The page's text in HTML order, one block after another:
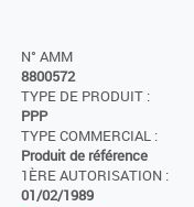
N° AMM
8800572
TYPE DE PRODUIT :
PPP
TYPE COMMERCIAL :
Produit de référence
1ÈRE AUTORISATION :
01/02/1989